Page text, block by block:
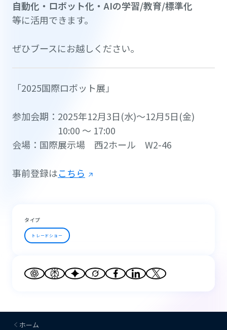
自動化・ロボット化・AIの学習/教育/標準化
等に活用できます。
ぜひブースにお越しください。
「2025国際ロボット展」
参加会期：2025年12月3日(水)～12月5日(金)
10:00 ～ 17:00
会場：国際展示場 西2ホール W2-46
事前登録はこちら
タイプ
トレードショー
ホーム